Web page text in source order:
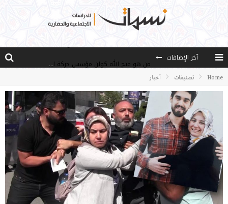
آخر الإضافات
الأستاذ عالما عارفا حكيما
مصادر العلم وسببه
النـزعة التجديدية عند الأستاذ فتح الله كولن
Home تصنيفات أخبار